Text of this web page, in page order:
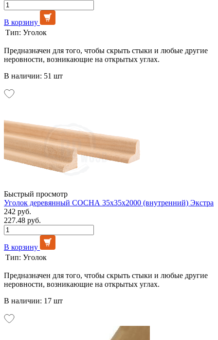
В корзину
Тип: Уголок
Предназначен для того, чтобы скрыть стыки и любые другие
неровности, возникающие на открытых углах.
В наличии: 51 шт
Быстрый просмотр
Уголок деревянный СОСНА 35х35х2000 (внутренний) Экстра
242 руб.
227.48 руб.
В корзину
Тип: Уголок
Предназначен для того, чтобы скрыть стыки и любые другие
неровности, возникающие на открытых углах.
В наличии: 17 шт